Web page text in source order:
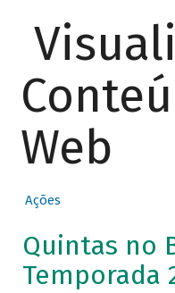
Web
Ações
Quintas no
Temporada